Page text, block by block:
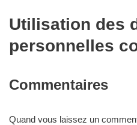
Utilisation des
personnelles
Commentaires
Quand vous laissez un